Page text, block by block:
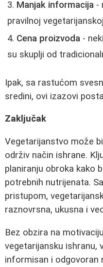
Manjak informacija -
pravilnoj
Cena proizvoda -
su skuplji od
Ipak, sa rastućom
sredini, ovi izazovi
Zaključak
Vegetarijanstvo može
održiv način ishrane.
planiranju obroka kako
potrebnih nutrijenata.
pristupom,
raznovrsna, ukusna i
Bez obzira na
vegetarijansku ishranu,
informisan i odgovoran